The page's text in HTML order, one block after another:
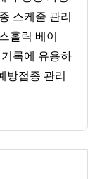
스케줄 관리
홀릭 베이
록에 유용하
방접종 관리